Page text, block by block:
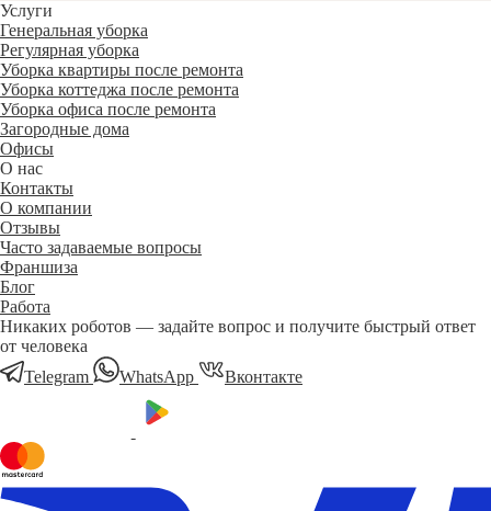
Услуги
Генеральная уборка
Регулярная уборка
Уборка квартиры после ремонта
Уборка коттеджа после ремонта
Уборка офиса после ремонта
Загородные дома
Офисы
О нас
Контакты
О компании
Отзывы
Часто задаваемые вопросы
Франшиза
Блог
Работа
Никаких роботов — задайте вопрос и получите быстрый ответ
от человека
Telegram
WhatsApp Вконтакте